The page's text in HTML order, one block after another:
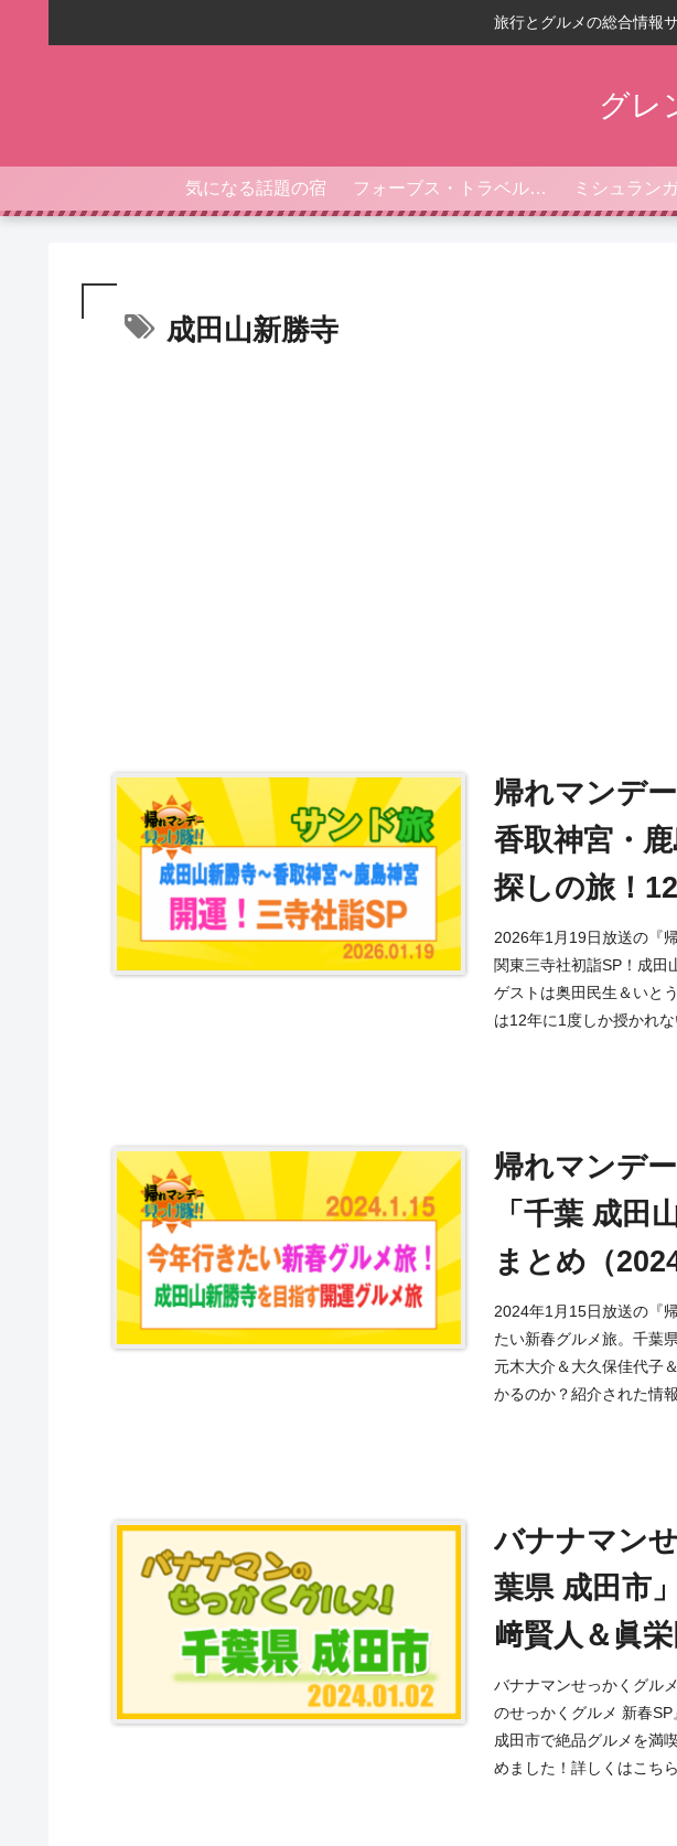
旅行とグルメの総合情報
グレ
気になる話題の宿 フォーブス・トラベルガイド ミシュラン
成田山新勝寺
帰れマンデ
香取神宮・
探しの旅！
体お守り（
2026年1月19日放送の『
関東三寺社初詣SP！成田
ゲストは奥田民生＆いと
は12年に1度しか授かれ
帰れマンデ
「千葉 成田
まとめ（
2024年1月15日放送の『
たい新春グルメ旅。千葉
元木大介＆大久保佳代子
かるのか？紹介された情
バナナマン
葉県 成田市
﨑賢人＆眞
し（2024/1/
バナナマンせっかくグル
のせっかくグルメ 新春
成田市で絶品グルメを満
めました！詳しくはこちら